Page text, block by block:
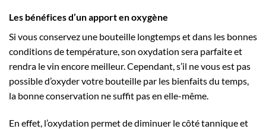
Les bénéfices d’un apport en oxygène
Si vous conservez une bouteille longtemps et dans les bonnes
conditions de température, son oxydation sera parfaite et
rendra le vin encore meilleur. Cependant, s’il ne vous est pas
possible d’oxyder votre bouteille par les bienfaits du temps,
la bonne conservation ne suffit pas en elle-même.
En effet, l’oxydation permet de diminuer le côté tannique et